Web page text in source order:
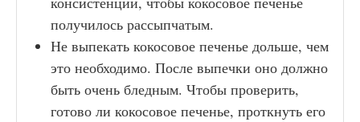
получилось рассыпчатым.
Не выпекать кокосовое печенье дольше, чем
это необходимо. После выпечки оно должно
быть очень бледным. Чтобы проверить,
готово ли кокосовое печенье, проткнуть его